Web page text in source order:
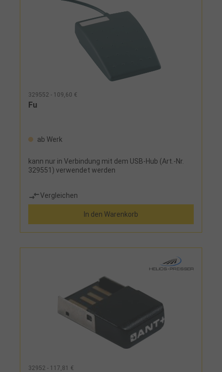
Software zur Anzeige und Verwaltung von Daten -
Software exportiert die Daten in
Verarbeitungssoftware STAT-EXPRESS, Q-DAS
oder MS Excel® - nur verwendbar für TESA
Messmittel mit TLC-BLE-Verbindung~Software
329552 - 109,60 €
Fu
ab Werk
kann nur in Verbindung mit dem USB-Hub (Art.-Nr.
329551) verwendet werden
Vergleichen
In den Warenkorb
32952 - 117,81 €